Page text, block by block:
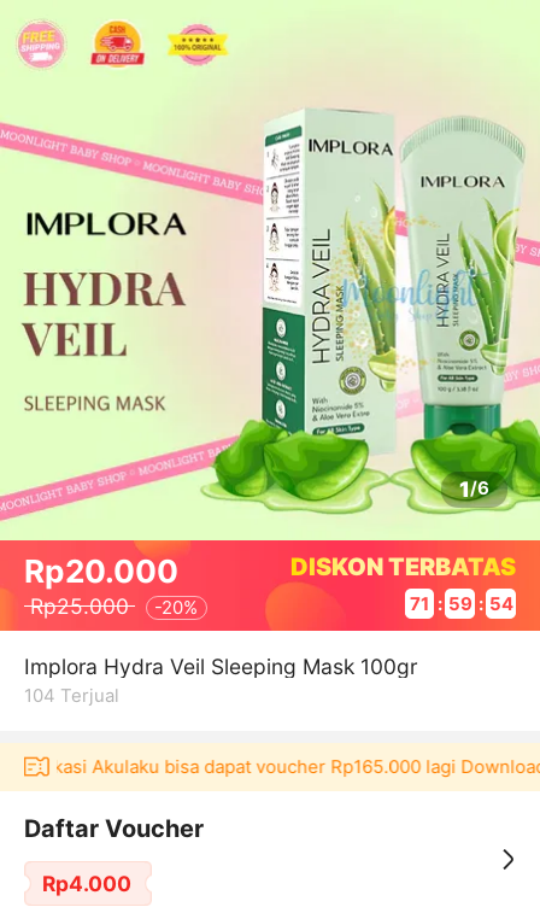
1/6
Rp20.000
Rp25.000 -20%
DISKON TERBATAS
71 : 59 : 54
Implora Hydra Veil Sleeping Mask 100gr
104 Terjual
Akulaku bisa dapat voucher Rp165.000 lagi Download
Daftar Voucher
Rp4.000